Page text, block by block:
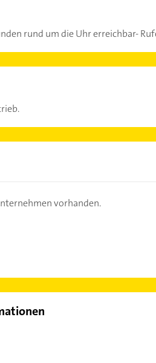
rund um die Uhr erreichbar-
vorhanden.